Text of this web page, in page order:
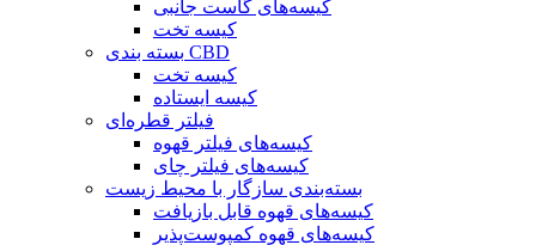
کیسه‌های گاست جانبی
کیسه تخت
بسته بندی CBD
کیسه تخت
کیسه ایستاده
فیلتر قطره‌ای
کیسه‌های فیلتر قهوه
کیسه‌های فیلتر چای
بسته‌بندی سازگار با محیط زیست
کیسه‌های قهوه قابل بازیافت
کیسه‌های قهوه کمپوست‌پذیر